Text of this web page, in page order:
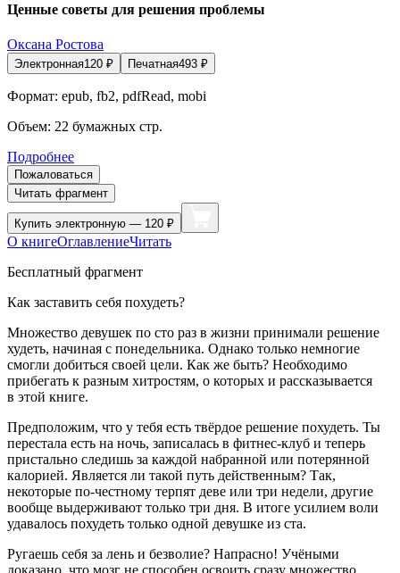
Ценные советы для решения проблемы
Оксана Ростова
Электронная120 ₽ Печатная493 ₽
Формат: epub, fb2, pdfRead, mobi
Объем: 22 бумажных стр.
Подробнее
Пожаловаться
Читать фрагмент
Купить электронную — 120 ₽
О книгеОглавлениеЧитать
Бесплатный фрагмент
Как заставить себя похудеть?
Множество девушек по сто раз в жизни принимали решение
худеть, начиная с понедельника. Однако только немногие
смогли добиться своей цели. Как же быть? Необходимо
прибегать к разным хитростям, о которых и рассказывается
в этой книге.
Предположим, что у тебя есть твёрдое решение похудеть. Ты
перестала есть на ночь, записалась в фитнес-клуб и теперь
пристально следишь за каждой набранной или потерянной
калорией. Является ли такой путь действенным? Так,
некоторые по-честному терпят деве или три недели, другие
вообще выдерживают только три дня. В итоге усилием воли
удавалось похудеть только одной девушке из ста.
Ругаешь себя за лень и безволие? Напрасно! Учёными